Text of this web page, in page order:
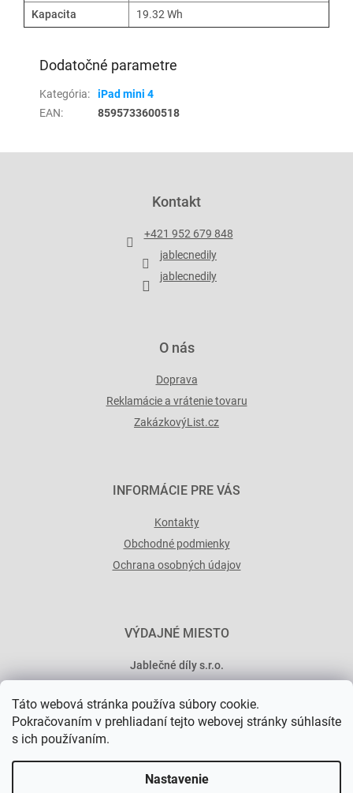
Táto webová stránka používa súbory cookie.
Pokračovaním v prehliadaní tejto webovej stránky súhlasíte
s ich používaním.
Nastavenie
Kapacita
19.32 Wh
Dodatočné parametre
Kategória:
iPad mini 4
EAN: 8595733600518
Kontakt
+421 952 679 848
jablecnedily
jablecnedily
O nás
Doprava
Reklamácie a vrátenie tovaru
ZakázkovýList.cz
INFORMÁCIE PRE VÁS
Kontakty
Obchodné podmienky
Ochrana osobných údajov
VÝDAJNÉ MIESTO
Jablečné díly s.r.o.
101 00 Praha 10
Vytvoril Shoptet Premium